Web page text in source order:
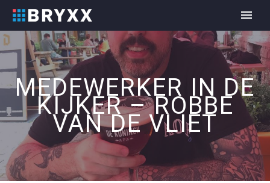
MEDEWERKER IN DE
KIJKER – ROBBE
VAN DE VLIET